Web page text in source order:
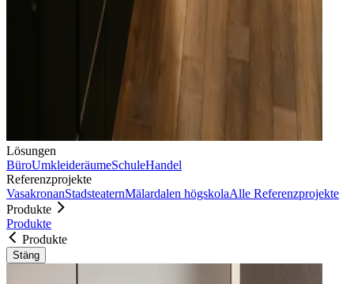
Lösungen
BüroUmkleideräumeSchuleHandel
Referenzprojekte
VasakronanStadsteaternMälardalen högskolaAlle Referenzprojekte
Produkte
Produkte
Produkte
Stäng